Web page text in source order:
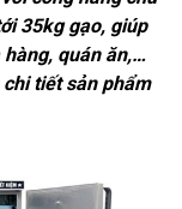
35kg gạo, giúp
quán ăn,…
tiết sản phẩm